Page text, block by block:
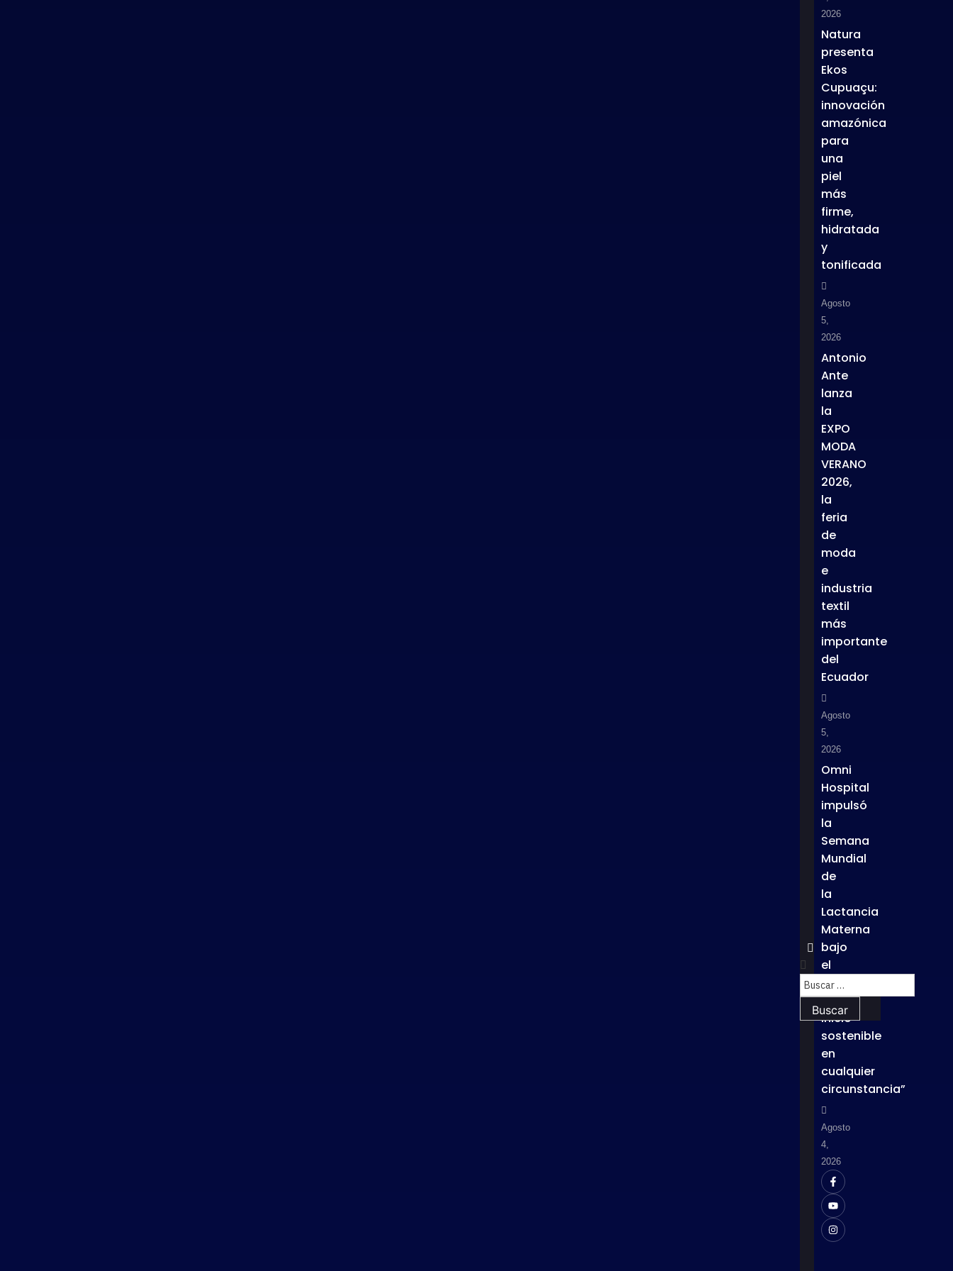
2026
Natura
presenta
Ekos
Cupuaçu:
innovación
amazónica
para
una
piel
más
firme,
hidratada
y
tonificada
Agosto
5,
2026
Antonio
Ante
lanza
la
EXPO
MODA
VERANO
2026,
la
feria
de
moda
e
industria
textil
más
importante
del
Ecuador
Agosto
5,
2026
Omni
Hospital
impulsó
la
Semana
Mundial
de
la
Lactancia
Materna
bajo
el
lema
“Un
inicio
sostenible
en
cualquier
circunstancia”
Agosto
4,
2026